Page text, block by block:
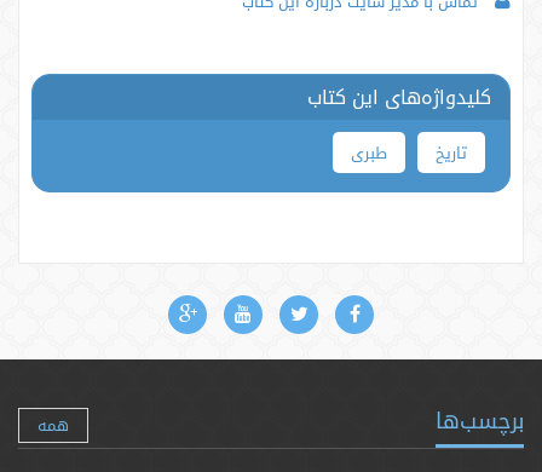
کلیدواژه‌های این کتاب
تاریخ طبری
برچسب‌ها همه